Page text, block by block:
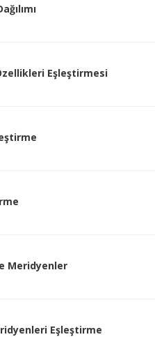
Eşleştirmesi
Meridyenler
Eşleştirme